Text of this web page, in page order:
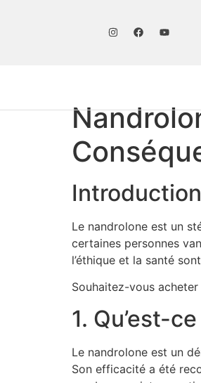
Introduction
Le nandrolone est un
certaines personnes
l’éthique et la santé
Souhaitez-vous
1. Qu’est-
Le nandrolone est un
Son efficacité a été